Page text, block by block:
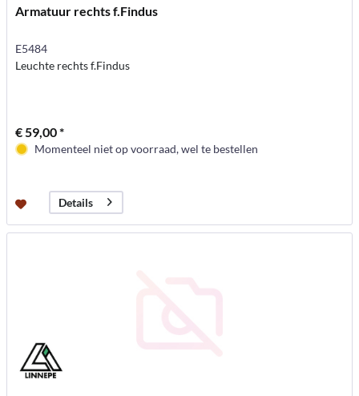
Armatuur rechts f.Findus
E5484
Leuchte rechts f.Findus
€ 59,00 *
Momenteel niet op voorraad, wel te bestellen
Details